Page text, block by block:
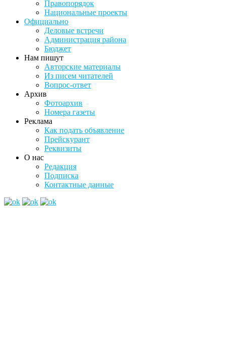
Правопорядок
Национальные проекты
Официально
Деловые встречи
Администрация района
Бюджет
Нам пишут
Авторские материалы
Из писем читателей
Вопрос-ответ
Архив
Фотоархив
Номера газеты
Реклама
Как подать объявление
Прейскурант
Реквизиты
О нас
Редакция
Подписка
Контактные данные